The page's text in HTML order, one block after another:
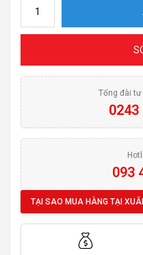
Tổng đài tư
0243
093
TẠI SAO MUA HÀNG TẠI